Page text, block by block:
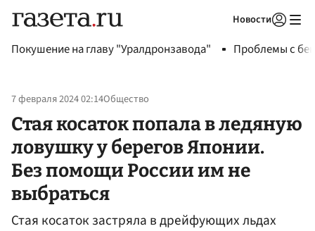
Новости
Покушение на главу "Уралдронзавода" Проблемы с
7 февраля 2024 02:14Общество
Стая косаток попала в ледяную
ловушку у берегов Японии.
Без помощи России им не
выбраться
Стая косаток застряла в дрейфующих льдах